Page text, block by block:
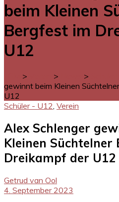
beim Kleinen
Bergfest im
U12
> > >
gewinnt beim Kleinen
U12
Schüler - U12 Verein
Alex Schlenger
Kleinen Süchtelner
Dreikampf der U12
Getrud van Ool
4. September 2023